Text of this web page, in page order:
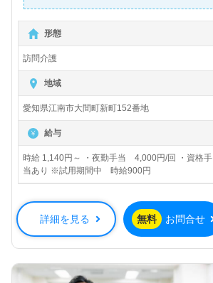
形態
訪問介護
地域
愛知県江南市大間町新町152番地
給与
時給 1,140円～ ・夜勤手当 4,000円/回 ・資格手
当あり ※試用期間中 時給900円
詳細を見る 無料 お問合せ